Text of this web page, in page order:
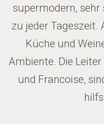
supermodern,
zu jeder Tageszeit.
Küche und
Ambiente. Die
und Francoise,